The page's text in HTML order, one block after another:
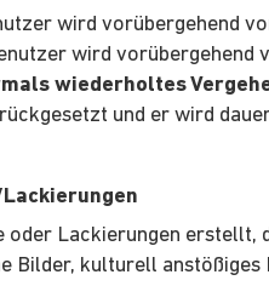
wird vorübergehend
wird vorübergehend
wiederholtes
und er wird
oder Lackierungen erstellt,
Bilder, kulturell